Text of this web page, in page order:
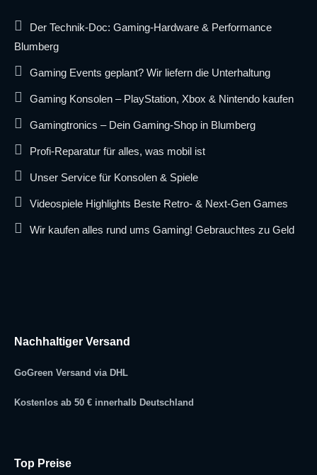
Der Technik-Doc: Gaming-Hardware & Performance
Blumberg
Gaming Events geplant? Wir liefern die Unterhaltung
Gaming Konsolen – PlayStation, Xbox & Nintendo kaufen
Gamingtronics – Dein Gaming-Shop in Blumberg
Profi-Reparatur für alles, was mobil ist
Unser Service für Konsolen & Spiele
Videospiele Highlights Beste Retro- & Next-Gen Games
Wir kaufen alles rund ums Gaming! Gebrauchtes zu Geld
Nachhaltiger Versand
GoGreen Versand via DHL
Kostenlos ab 50 € innerhalb Deutschland
Top Preise